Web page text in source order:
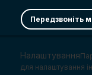
Передзвоніть
Налаштування
для налаштування